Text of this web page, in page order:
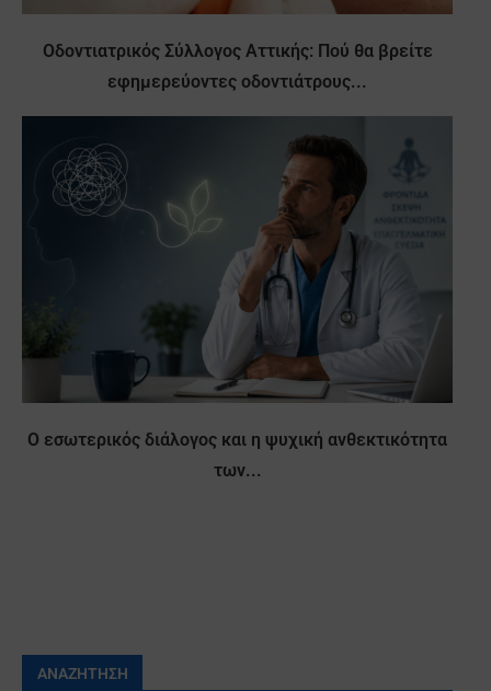
Οδοντιατρικός Σύλλογος Αττικής: Πού θα βρείτε
εφημερεύοντες οδοντιάτρους...
Ο εσωτερικός διάλογος και η ψυχική ανθεκτικότητα
των...
ΑΝΑΖΉΤΗΣΗ